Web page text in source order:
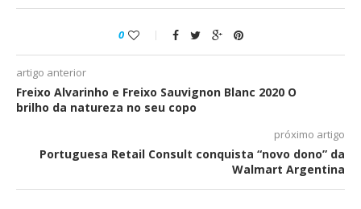
0
artigo anterior
Freixo Alvarinho e Freixo Sauvignon Blanc 2020 O
brilho da natureza no seu copo
próximo artigo
Portuguesa Retail Consult conquista “novo dono” da
Walmart Argentina